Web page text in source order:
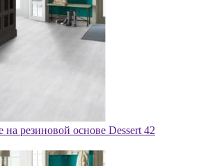
резиновой основе Dessert 42